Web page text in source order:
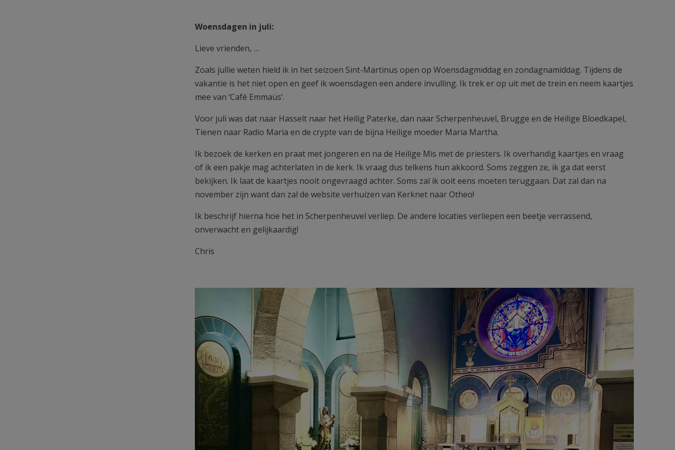
Woensdagen in juli:
Lieve vrienden, …
Zoals jullie weten hield ik in het seizoen Sint-Martinus open op Woensdagmiddag en zondagnamiddag. Tijdens de
vakantie is het niet open en geef ik woensdagen een andere invulling. Ik trek er op uit met de trein en neem kaartjes
mee van ‘Café Emmaüs’.
Voor juli was dat naar Hasselt naar het Heilig Paterke, dan naar Scherpenheuvel, Brugge en de Heilige Bloedkapel,
Tienen naar Radio Maria en de crypte van de bijna Heilige moeder Maria Martha.
Ik bezoek de kerken en praat met jongeren en na de Heilige Mis met de priesters. Ik overhandig kaartjes en vraag
of ik een pakje mag achterlaten in de kerk. Ik vraag dus telkens hun akkoord. Soms zeggen ze, ik ga dat eerst
bekijken. Ik laat de kaartjes nooit ongevraagd achter. Soms zal ik ooit eens moeten teruggaan. Dat zal dan na
november zijn want dan zal de website verhuizen van Kerknet naar Otheo!
Ik beschrijf hierna hoe het in Scherpenheuvel verliep. De andere locaties verliepen een beetje verrassend,
onverwacht en gelijkaardig!
Chris